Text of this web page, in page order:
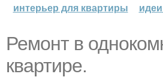
интерьер для квартиры
Ремонт в
квартире.